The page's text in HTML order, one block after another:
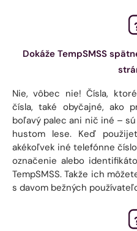
Dokáže TempSMSS
Nie, vôbec nie! Čísla,
čísla, také obyčajné, ako
boľavý palec ani nič iné –
hustom lese. Keď
akékoľvek iné telefónne
označenie alebo
TempSMSS. Takže ich
s davom bežných